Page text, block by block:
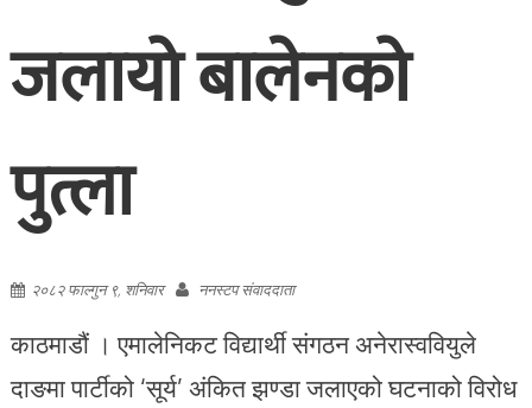
जलायो बालेनको
पुत्ला
२०८२ फाल्गुन ९, शनिवार ननस्टप संवाददाता
काठमाडौं । एमालेनिकट विद्यार्थी संगठन अनेरास्ववियुले
दाङमा पार्टीको ‘सूर्य’ अंकित झण्डा जलाएको घटनाको विरोध